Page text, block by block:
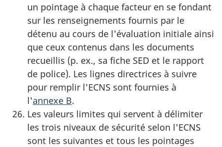
un pointage à chaque facteur en se fondant
sur les renseignements fournis par le
détenu au cours de l'évaluation initiale ainsi
que ceux contenus dans les documents
recueillis (p. ex., sa fiche SED et le rapport
de police). Les lignes directrices à suivre
pour remplir l'ECNS sont fournies à
l'annexe B.
Les valeurs limites qui servent à délimiter
les trois niveaux de sécurité selon l'ECNS
sont les suivantes et tous les pointages